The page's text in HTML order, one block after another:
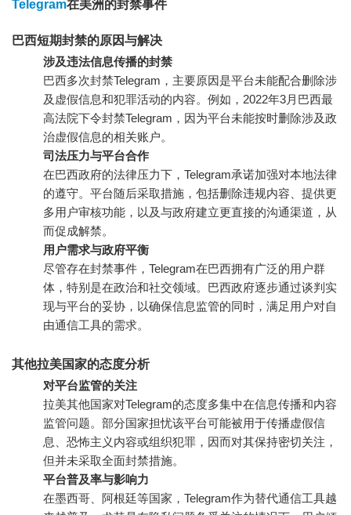
Telegram在美洲的封禁事件
巴西短期封禁的原因与解决
涉及违法信息传播的封禁
巴西多次封禁Telegram，主要原因是平台未能配合删除涉
及虚假信息和犯罪活动的内容。例如，2022年3月巴西最
高法院下令封禁Telegram，因为平台未能按时删除涉及政
治虚假信息的相关账户。
司法压力与平台合作
在巴西政府的法律压力下，Telegram承诺加强对本地法律
的遵守。平台随后采取措施，包括删除违规内容、提供更
多用户审核功能，以及与政府建立更直接的沟通渠道，从
而促成解禁。
用户需求与政府平衡
尽管存在封禁事件，Telegram在巴西拥有广泛的用户群
体，特别是在政治和社交领域。巴西政府逐步通过谈判实
现与平台的妥协，以确保信息监管的同时，满足用户对自
由通信工具的需求。
其他拉美国家的态度分析
对平台监管的关注
拉美其他国家对Telegram的态度多集中在信息传播和内容
监管问题。部分国家担忧该平台可能被用于传播虚假信
息、恐怖主义内容或组织犯罪，因而对其保持密切关注，
但并未采取全面封禁措施。
平台普及率与影响力
在墨西哥、阿根廷等国家，Telegram作为替代通信工具越